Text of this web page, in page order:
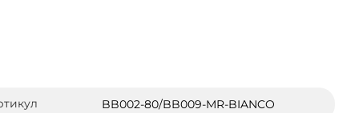
BB002-80/BB009-MR-BIANCO